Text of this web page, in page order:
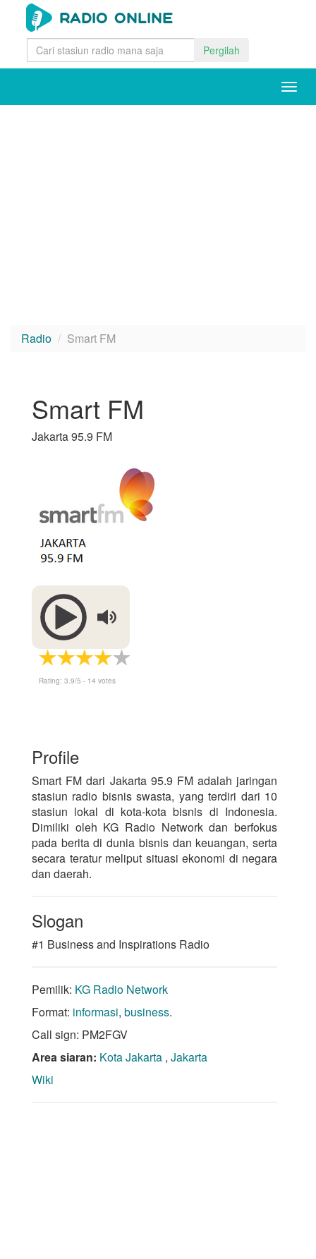
Pergilah
Radio Smart FM
Smart FM
Jakarta 95.9 FM
Rating: 3.9/5 - 14 votes
Profile
Smart FM dari Jakarta 95.9 FM adalah jaringan
stasiun radio bisnis swasta, yang terdiri dari 10
stasiun lokal di kota-kota bisnis di Indonesia.
Dimiliki oleh KG Radio Network dan berfokus
pada berita di dunia bisnis dan keuangan, serta
secara teratur meliput situasi ekonomi di negara
dan daerah.
Slogan
#1 Business and Inspirations Radio
Pemilik: KG Radio Network
Format: informasi, business.
Call sign: PM2FGV
Area siaran: Kota Jakarta , Jakarta
Wiki